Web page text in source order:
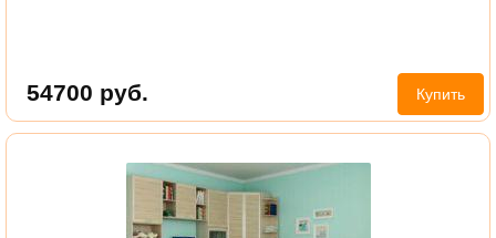
54700 руб. Купить